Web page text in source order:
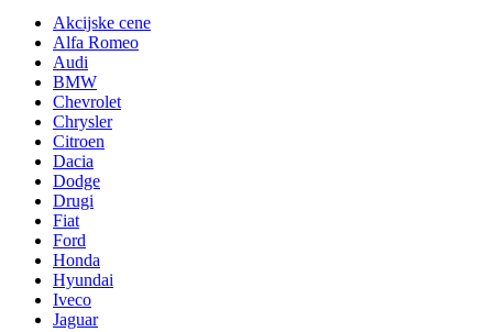
Akcijske cene
Alfa Romeo
Audi
BMW
Chevrolet
Chrysler
Citroen
Dacia
Dodge
Drugi
Fiat
Ford
Honda
Hyundai
Iveco
Jaguar